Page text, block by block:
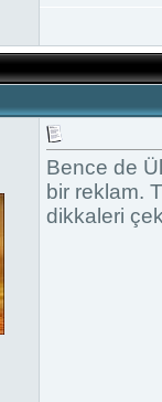
Bence de
bir reklam.
dikkaleri